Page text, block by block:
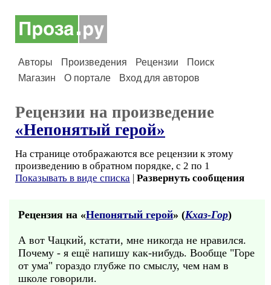
Авторы Произведения Рецензии
Поиск
Магазин
О портале Вход для авторов
Рецензии на произведение
«Непонятый герой»
На странице отображаются все рецензии к этому
произведению в обратном порядке, с 2 по 1
Показывать в виде списка | Развернуть сообщения
Рецензия на «Непонятый герой» (Кхаз-Гор)
А вот Чацкий, кстати, мне никогда не нравился.
Почему - я ещё напишу как-нибудь. Вообще "Горе
от ума" гораздо глубже по смыслу, чем нам в
школе говорили.